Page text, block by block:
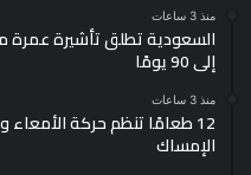
منذ 3 ساعات
السعودية تطلق تأشيرة
إلى 90 يومًا
منذ 3 ساعات
12 طعامًا تنظم حركة
الإمساك